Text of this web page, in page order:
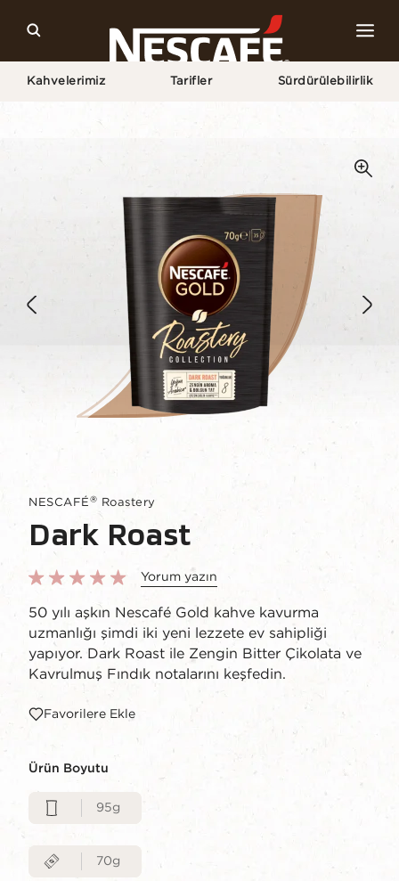
Kahvelerimiz Tarifler Sürdürülebilirlik
NESCAFÉ® Roastery
Dark Roast
Yorum yazın
50 yılı aşkın Nescafé Gold kahve kavurma
uzmanlığı şimdi iki yeni lezzete ev sahipliği
yapıyor. Dark Roast ile Zengin Bitter Çikolata ve
Kavrulmuş Fındık notalarını keşfedin.
Favorilere Ekle
Ürün Boyutu
95g
70g